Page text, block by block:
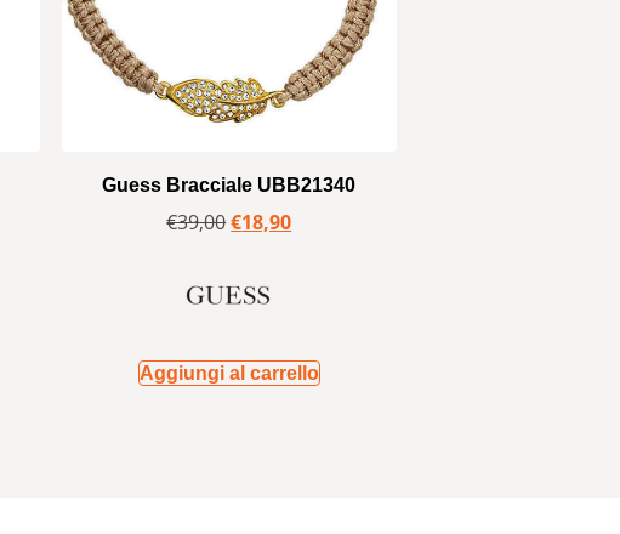
Guess Bracciale UBB21340
€39,00€18,90
Aggiungi al carrello